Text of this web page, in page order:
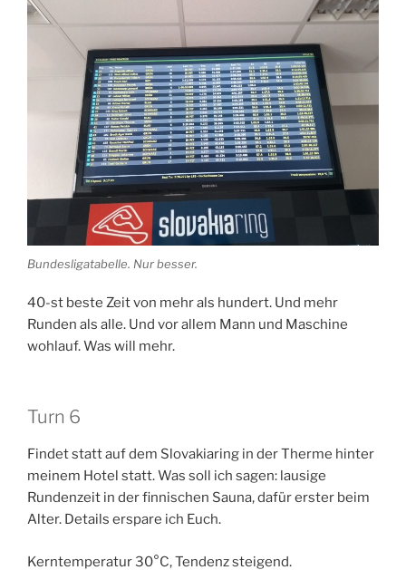
Bundesligatabelle. Nur besser.
40-st beste Zeit von mehr als hundert. Und mehr
Runden als alle. Und vor allem Mann und Maschine
wohlauf. Was will mehr.
Turn 6
Findet statt auf dem Slovakiaring in der Therme hinter
meinem Hotel statt. Was soll ich sagen: lausige
Rundenzeit in der finnischen Sauna, dafür erster beim
Alter. Details erspare ich Euch.
Kerntemperatur 30°C, Tendenz steigend.